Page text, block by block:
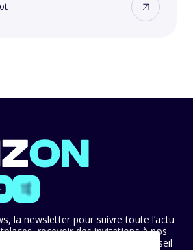
la newsletter pour suivre toute l’actu
recevoir des invitations à nos
première et ne manquer aucun conseil